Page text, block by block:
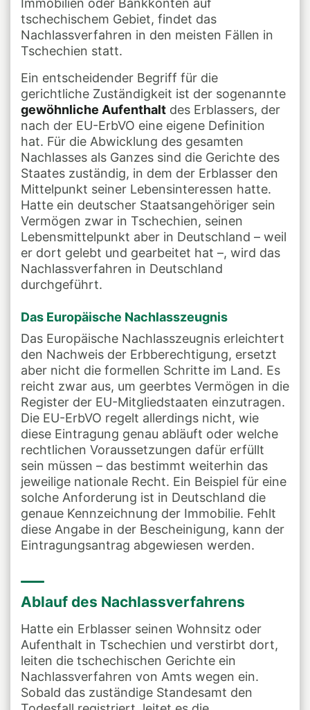
tschechischem Gebiet, findet das
Nachlassverfahren in den meisten Fällen in
Tschechien statt.
Ein entscheidender Begriff für die
gerichtliche Zuständigkeit ist der sogenannte
gewöhnliche Aufenthalt des Erblassers, der
nach der EU-ErbVO eine eigene Definition
hat. Für die Abwicklung des gesamten
Nachlasses als Ganzes sind die Gerichte des
Staates zuständig, in dem der Erblasser den
Mittelpunkt seiner Lebensinteressen hatte.
Hatte ein deutscher Staatsangehöriger sein
Vermögen zwar in Tschechien, seinen
Lebensmittelpunkt aber in Deutschland – weil
er dort gelebt und gearbeitet hat –, wird das
Nachlassverfahren in Deutschland
durchgeführt.
Das Europäische Nachlasszeugnis
Das Europäische Nachlasszeugnis erleichtert
den Nachweis der Erbberechtigung, ersetzt
aber nicht die formellen Schritte im Land. Es
reicht zwar aus, um geerbtes Vermögen in die
Register der EU-Mitgliedstaaten einzutragen.
Die EU-ErbVO regelt allerdings nicht, wie
diese Eintragung genau abläuft oder welche
rechtlichen Voraussetzungen dafür erfüllt
sein müssen – das bestimmt weiterhin das
jeweilige nationale Recht. Ein Beispiel für eine
solche Anforderung ist in Deutschland die
genaue Kennzeichnung der Immobilie. Fehlt
diese Angabe in der Bescheinigung, kann der
Eintragungsantrag abgewiesen werden.
Ablauf des Nachlassverfahrens
Hatte ein Erblasser seinen Wohnsitz oder
Aufenthalt in Tschechien und verstirbt dort,
leiten die tschechischen Gerichte ein
Nachlassverfahren von Amts wegen ein.
Sobald das zuständige Standesamt den